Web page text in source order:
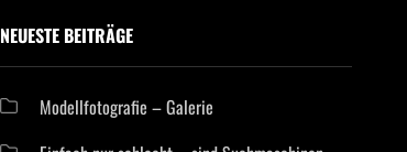
NEUESTE BEITRÄGE
Modellfotografie – Galerie